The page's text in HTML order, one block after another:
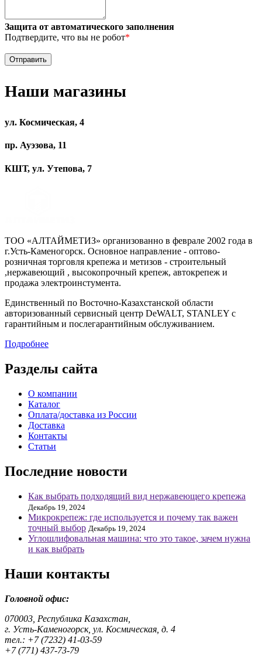
Защита от автоматического заполнения
Подтвердите, что вы не робот*
Наши магазины
ул. Космическая, 4
пр. Ауэзова, 11
КШТ, ул. Утепова, 7
ТОО «АЛТАЙМЕТИЗ» организованно в феврале 2002 года в
г.Усть-Каменогорск. Основное направление - оптово-
розничная торговля крепежа и метизов - строительный
,нержавеющий , высокопрочный крепеж, автокрепеж и
продажа электроинстумента.
Единственный по Восточно-Казахстанской области
авторизованный сервисный центр DeWALT, STANLEY с
гарантийным и послегарантийным обслуживанием.
Подробнее
Разделы сайта
О компании
Каталог
Оплата/доставка из России
Доставка
Контакты
Статьи
Последние новости
Как выбрать подходящий вид нержавеющего крепежа
Декабрь 19, 2024
Микрокрепеж: где используется и почему так важен
точный выбор Декабрь 19, 2024
Углошлифовальная машина: что это такое, зачем нужна
и как выбрать
Наши контакты
Головной офис:
070003, Республика Казахстан,
г. Усть-Каменогорск, ул. Космическая, д. 4
тел.: +7 (7232) 41-03-59
+7 (771) 437-73-79